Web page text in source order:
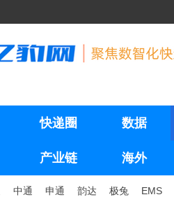
快递圈 数据
产业链 海外
中通 申通 韵达 极兔 EMS